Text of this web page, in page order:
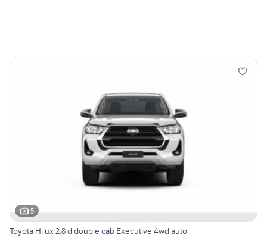
5
Toyota Hilux 2.8 d double cab Executive 4wd auto